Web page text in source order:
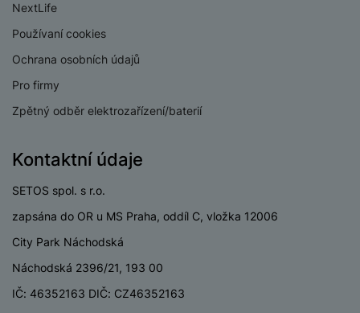
NextLife
Používaní cookies
Ochrana osobních údajů
Pro firmy
Zpětný odběr elektrozařízení/baterií
Kontaktní údaje
SETOS spol. s r.o.
zapsána do OR u MS Praha, oddíl C, vložka 12006
City Park Náchodská
Náchodská 2396/21, 193 00
IČ: 46352163 DIČ: CZ46352163